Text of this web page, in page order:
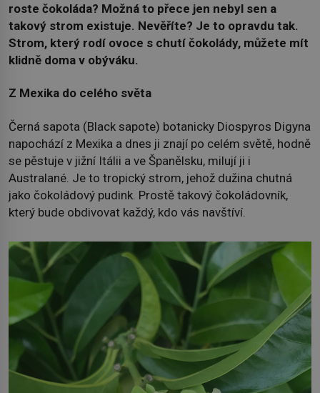
roste čokoláda? Možná to přece jen nebyl sen a
takový strom existuje. Nevěříte? Je to opravdu tak.
Strom, který rodí ovoce s chutí čokolády, můžete mít
klidně doma v obýváku.
Z Mexika do celého světa
Černá sapota (Black sapote) botanicky Diospyros Digyna
napochází z Mexika a dnes ji znají po celém světě, hodně
se pěstuje v jižní Itálii a ve Španělsku, milují ji i
Australané. Je to tropický strom, jehož dužina chutná
jako čokoládový pudink. Prostě takový čokoládovník,
který bude obdivovat každý, kdo vás navštíví.